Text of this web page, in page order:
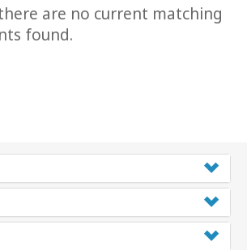
are no current matching
found.